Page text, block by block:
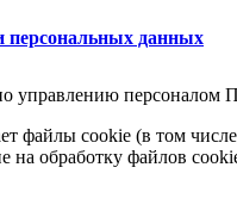
персональных данных
управлению персоналом
файлы cookie (в том
на обработку файлов